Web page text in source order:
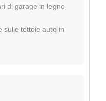
di garage in legno
sulle tettoie auto in